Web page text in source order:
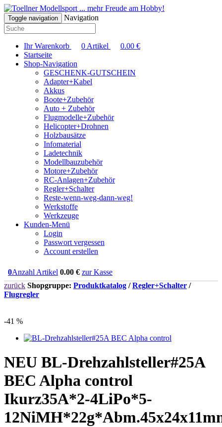
... mehr Freude am Hobby!
Toggle navigation Navigation
Ihr Warenkorb 0 Artikel 0.00 €
Startseite
Shop-Navigation
GESCHENK-GUTSCHEIN
Adapter+Kabel
Akkus
Boote+Zubehör
Auto + Zubehör
Flugmodelle+Zubehör
Helicopter+Drohnen
Holzbausätze
Infomaterial
Ladetechnik
Modellbauzubehör
Motore+Zubehör
RC-Anlagen+Zubehör
Regler+Schalter
Reste-wenn-weg-dann-weg!
Werkstoffe
Werkzeuge
Kunden-Menü
Login
Passwort vergessen
Account erstellen
0Anzahl Artikel 0.00 € zur Kasse
zurück Shopgruppe: Produktkatalog /Regler+Schalter /
Flugregler
-41 %
NEU BL-Drehzahlsteller#25A
BEC Alpha control
Ikurz35A*2-4LiPo*5-